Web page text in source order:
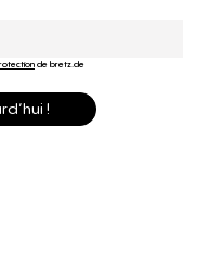
de bretz.de
!